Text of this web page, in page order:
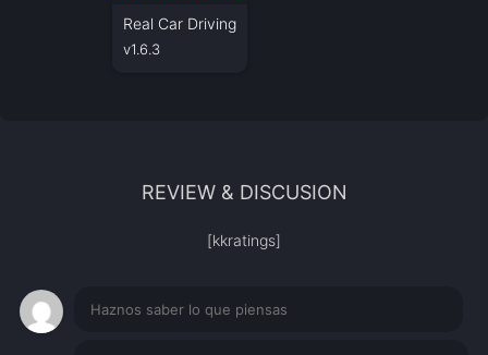
Real Car Driving
v1.6.3
REVIEW & DISCUSION
[kkratings]